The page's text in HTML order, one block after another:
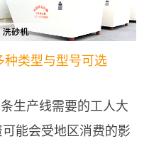
类型与型号可选
生产线需要的工人大
能会受地区消费的影